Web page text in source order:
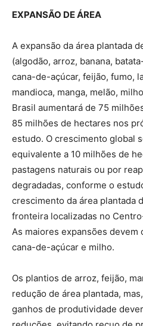
EXPANSÃO DE ÁREA
A expansão da área plantada
(algodão, arroz, banana,
cana-de-açúcar, feijão, fumo,
mandioca, manga, melão,
Brasil aumentará de 75
85 milhões de hectares nos
estudo. O crescimento global
equivalente a 10 milhões de
pastagens naturais ou por
degradadas, conforme o
crescimento da área plantada
fronteira localizadas no
As maiores expansões
cana-de-açúcar e milho.
Os plantios de arroz, feijão,
redução de área plantada,
ganhos de produtividade